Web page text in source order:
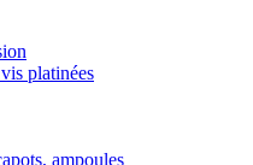
platinées
ampoules